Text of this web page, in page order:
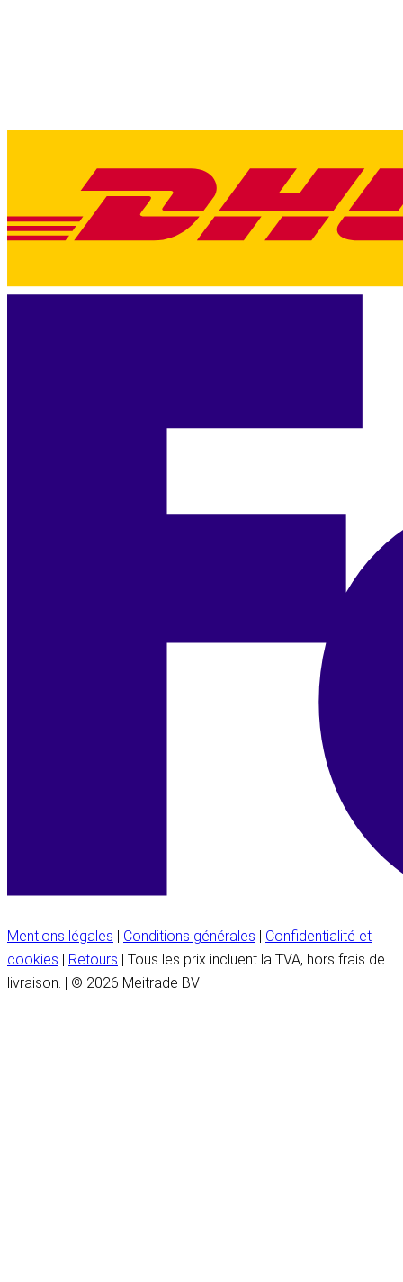
Mentions légales | Conditions générales | Confidentialité et
cookies | Retours | Tous les prix incluent la TVA, hors frais de
livraison. | © 2026 Meitrade BV